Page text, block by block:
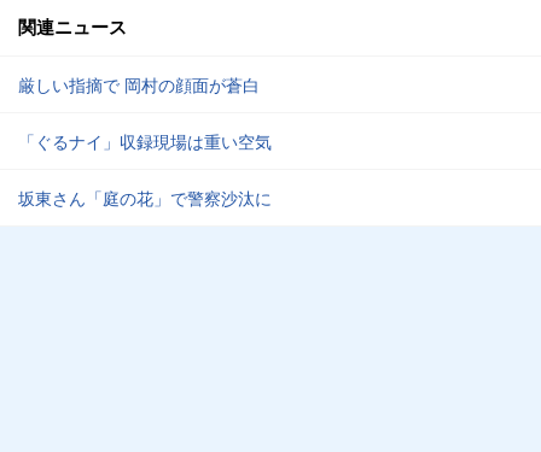
関連ニュース
厳しい指摘で 岡村の顔面が蒼白
「ぐるナイ」収録現場は重い空気
坂東さん「庭の花」で警察沙汰に